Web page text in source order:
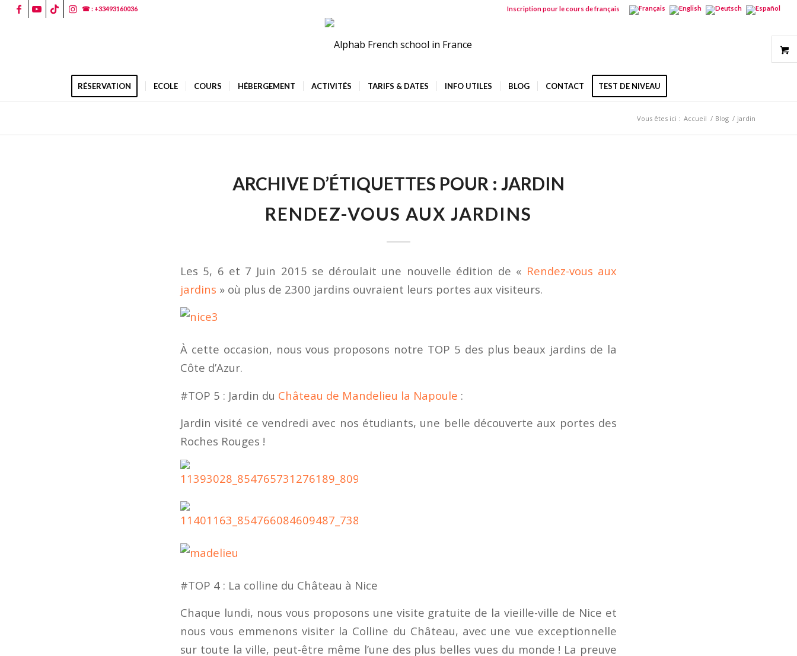
Inscription pour le cours de français
☎ : +33493160036
RÉSERVATION ECOLE COURS HÉBERGEMENT ACTIVITÉS TARIFS & DATES INFO UTILES BLOG CONTACT TEST DE NIVEAU
Vous êtes ici : Accueil / Blog / jardin
ARCHIVE D’ÉTIQUETTES POUR : JARDIN
RENDEZ-VOUS AUX JARDINS
Les 5, 6 et 7 Juin 2015 se déroulait une nouvelle édition de « Rendez-vous aux
jardins » où plus de 2300 jardins ouvraient leurs portes aux visiteurs.
À cette occasion, nous vous proposons notre TOP 5 des plus beaux jardins de la
Côte d’Azur.
#TOP 5 : Jardin du Château de Mandelieu la Napoule :
Jardin visité ce vendredi avec nos étudiants, une belle découverte aux portes des
Roches Rouges !
#TOP 4 : La colline du Château à Nice
Chaque lundi, nous vous proposons une visite gratuite de la vieille-ville de Nice et
nous vous emmenons visiter la Colline du Château, avec une vue exceptionnelle
sur toute la ville, peut-être même l’une des plus belles vues du monde ! La preuve